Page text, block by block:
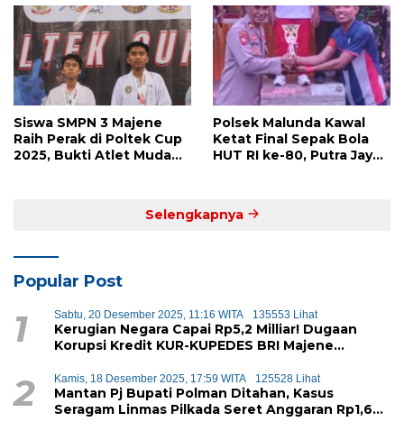
Siswa SMPN 3 Majene
Raih Perak di Poltek Cup
2025, Bukti Atlet Muda
Polsek Malunda Kawal
Ketat Final Sepak Bola
HUT RI ke-80, Putra Jaya
Selengkapnya
Popular Post
1 Sabtu, 20 Desember 2025, 11:16 WITA 135553 Lihat
Kerugian Negara Capai Rp5,2 Milliar! Dugaan
Korupsi Kredit KUR-KUPEDES BRI Majene
2 Kamis, 18 Desember 2025, 17:59 WITA 125528 Lihat
Mantan Pj Bupati Polman Ditahan, Kasus
Seragam Linmas Pilkada Seret Anggaran Rp1,6